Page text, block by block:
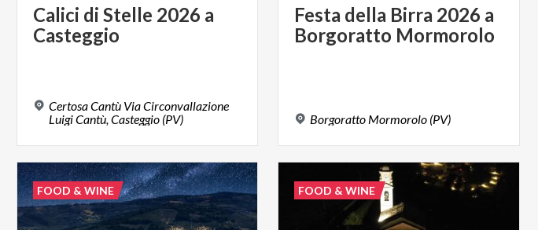
Calici di Stelle 2026 a
Casteggio
Certosa Cantù Via Circonvallazione
Luigi Cantù, Casteggio (PV)
Festa della Birra 2026 a
Borgoratto Mormorolo
Borgoratto Mormorolo (PV)
FOOD & WINE FOOD & WINE